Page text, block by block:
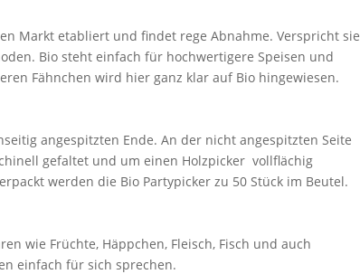
Markt etabliert und findet rege Abnahme. Verspricht sie
Bio steht einfach für hochwertigere Speisen und
Fähnchen wird hier ganz klar auf Bio hingewiesen.
angespitzten Ende. An der nicht angespitzten Seite
gefaltet und um einen Holzpicker vollflächig
werden die Bio Partypicker zu 50 Stück im Beutel.
wie Früchte, Häppchen, Fleisch, Fisch und auch
einfach für sich sprechen.